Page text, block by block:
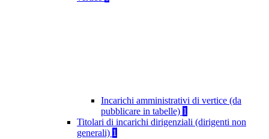
Incarichi amministrativi di vertice (da
pubblicare in tabelle) 1
Titolari di incarichi dirigenziali (dirigenti non
generali) 1